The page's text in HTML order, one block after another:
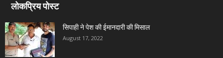
लोकप्रिय पोस्ट
सिपाही ने पेश की ईमानदारी की मिसाल
August 17, 2022